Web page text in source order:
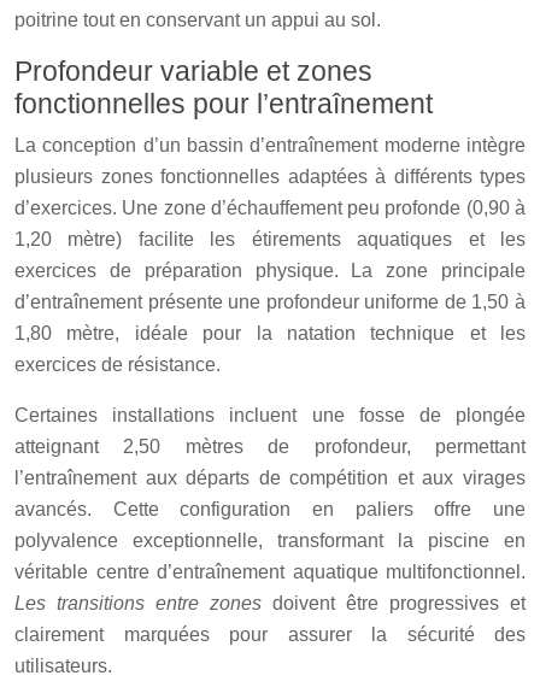
poitrine tout en conservant un appui au sol.
Profondeur variable et zones
fonctionnelles pour l’entraînement
La conception d’un bassin d’entraînement moderne intègre
plusieurs zones fonctionnelles adaptées à différents types
d’exercices. Une zone d’échauffement peu profonde (0,90 à
1,20 mètre) facilite les étirements aquatiques et les
exercices de préparation physique. La zone principale
d’entraînement présente une profondeur uniforme de 1,50 à
1,80 mètre, idéale pour la natation technique et les
exercices de résistance.
Certaines installations incluent une fosse de plongée
atteignant 2,50 mètres de profondeur, permettant
l’entraînement aux départs de compétition et aux virages
avancés. Cette configuration en paliers offre une
polyvalence exceptionnelle, transformant la piscine en
véritable centre d’entraînement aquatique multifonctionnel.
Les transitions entre zones doivent être progressives et
clairement marquées pour assurer la sécurité des
utilisateurs.